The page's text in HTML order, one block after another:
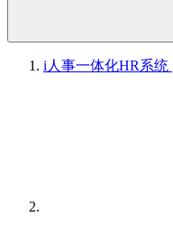
i人事一体化HR系统